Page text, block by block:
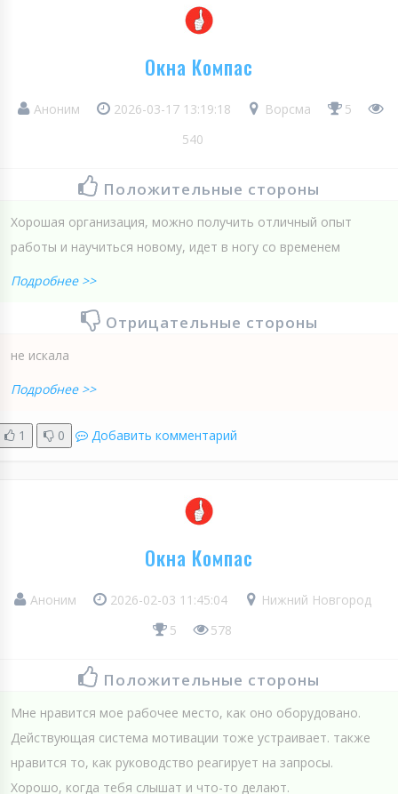
Окна Компас
Аноним 2026-03-17 13:19:18 Ворсма
5
540
Положительные стороны
Хорошая организация, можно получить отличный опыт
работы и научиться новому, идет в ногу со временем
Подробнее >>
Отрицательные стороны
не искала
Подробнее >>
1 0 Добавить комментарий
Окна Компас
Аноним 2026-02-03 11:45:04
Нижний Новгород
5
578
Положительные стороны
Мне нравится мое рабочее место, как оно оборудовано.
Действующая система мотивации тоже устраивает. также
нравится то, как руководство реагирует на запросы.
Хорошо, когда тебя слышат и что-то делают.